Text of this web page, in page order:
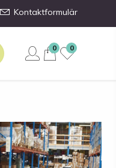
Kontaktformulär
0 0